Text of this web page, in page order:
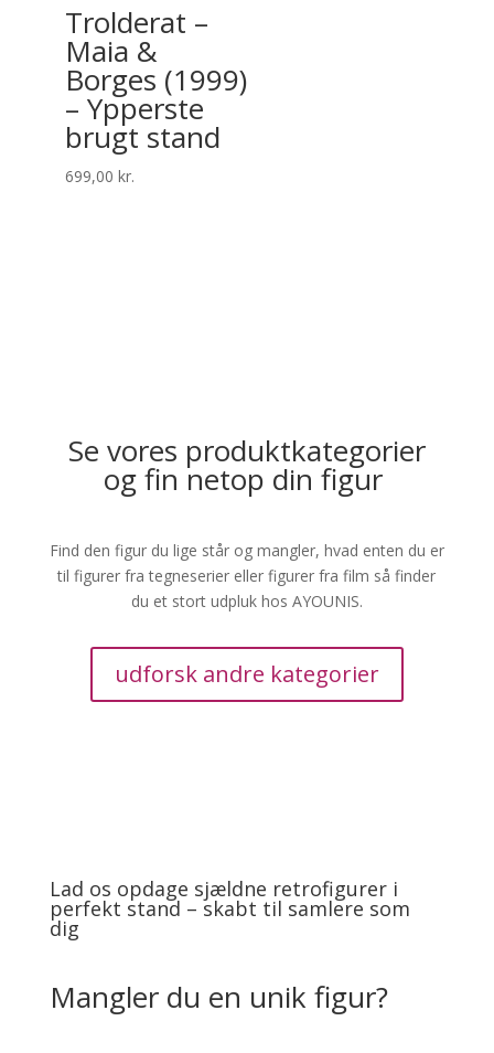
Trolderat –
Maia &
Borges (1999)
– Ypperste
brugt stand
699,00 kr.
Se vores produktkategorier
og fin netop din figur
Find den figur du lige står og mangler, hvad enten du er
til figurer fra tegneserier eller figurer fra film så finder
du et stort udpluk hos AYOUNIS.
udforsk andre kategorier
Lad os opdage sjældne retrofigurer i
perfekt stand – skabt til samlere som
dig
Mangler du en unik figur?